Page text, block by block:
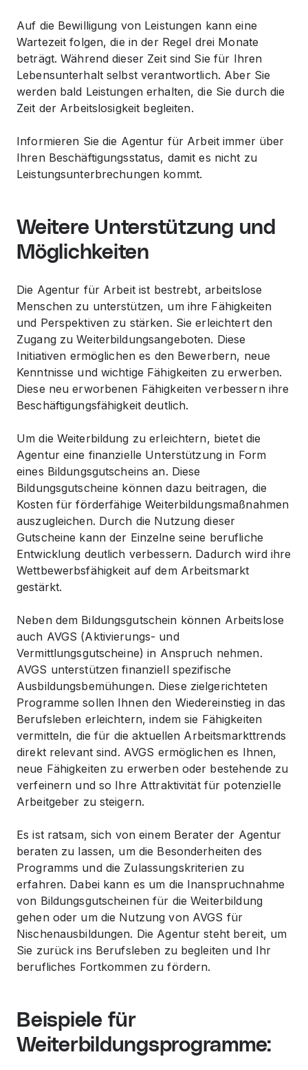
Auf die Bewilligung von Leistungen kann eine
Wartezeit folgen, die in der Regel drei Monate
beträgt. Während dieser Zeit sind Sie für Ihren
Lebensunterhalt selbst verantwortlich. Aber Sie
werden bald Leistungen erhalten, die Sie durch die
Zeit der Arbeitslosigkeit begleiten.
Informieren Sie die Agentur für Arbeit immer über
Ihren Beschäftigungsstatus, damit es nicht zu
Leistungsunterbrechungen kommt.
Weitere Unterstützung und
Möglichkeiten
Die Agentur für Arbeit ist bestrebt, arbeitslose
Menschen zu unterstützen, um ihre Fähigkeiten
und Perspektiven zu stärken. Sie erleichtert den
Zugang zu Weiterbildungsangeboten. Diese
Initiativen ermöglichen es den Bewerbern, neue
Kenntnisse und wichtige Fähigkeiten zu erwerben.
Diese neu erworbenen Fähigkeiten verbessern ihre
Beschäftigungsfähigkeit deutlich.
Um die Weiterbildung zu erleichtern, bietet die
Agentur eine finanzielle Unterstützung in Form
eines Bildungsgutscheins an. Diese
Bildungsgutscheine können dazu beitragen, die
Kosten für förderfähige Weiterbildungsmaßnahmen
auszugleichen. Durch die Nutzung dieser
Gutscheine kann der Einzelne seine berufliche
Entwicklung deutlich verbessern. Dadurch wird ihre
Wettbewerbsfähigkeit auf dem Arbeitsmarkt
gestärkt.
Neben dem Bildungsgutschein können Arbeitslose
auch AVGS (Aktivierungs- und
Vermittlungsgutscheine) in Anspruch nehmen.
AVGS unterstützen finanziell spezifische
Ausbildungsbemühungen. Diese zielgerichteten
Programme sollen Ihnen den Wiedereinstieg in das
Berufsleben erleichtern, indem sie Fähigkeiten
vermitteln, die für die aktuellen Arbeitsmarkttrends
direkt relevant sind. AVGS ermöglichen es Ihnen,
neue Fähigkeiten zu erwerben oder bestehende zu
verfeinern und so Ihre Attraktivität für potenzielle
Arbeitgeber zu steigern.
Es ist ratsam, sich von einem Berater der Agentur
beraten zu lassen, um die Besonderheiten des
Programms und die Zulassungskriterien zu
erfahren. Dabei kann es um die Inanspruchnahme
von Bildungsgutscheinen für die Weiterbildung
gehen oder um die Nutzung von AVGS für
Nischenausbildungen. Die Agentur steht bereit, um
Sie zurück ins Berufsleben zu begleiten und Ihr
berufliches Fortkommen zu fördern.
Beispiele für
Weiterbildungsprogramme: